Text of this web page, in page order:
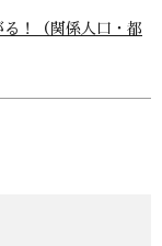
！（関係人口・都